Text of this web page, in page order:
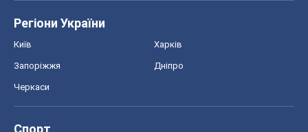
Регіони України
Київ Харків
Запоріжжя Дніпро
Черкаси
Спорт